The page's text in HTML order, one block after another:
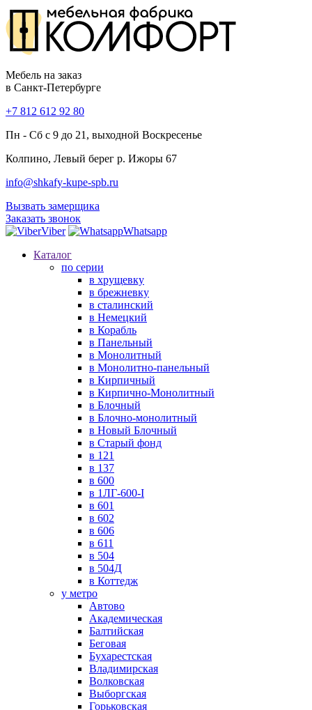
Мебель на заказ
в Санкт-Петербурге
+7 812 612 92 80
Пн - Сб с 9 до 21, выходной Воскресенье
Колпино, Левый берег р. Ижоры 67
info@shkafy-kupe-spb.ru
Вызвать замерщика
Заказать звонок
Viber
Whatsapp
Каталог
по серии
в хрущевку
в брежневку
в сталинский
в Немецкий
в Корабль
в Панельный
в Монолитный
в Монолитно-панельный
в Кирпичный
в Кирпично-Монолитный
в Блочный
в Блочно-монолитный
в Новый Блочный
в Старый фонд
в 121
в 137
в 600
в 1ЛГ-600-I
в 601
в 602
в 606
в 611
в 504
в 504Д
в Коттедж
у метро
Автово
Академическая
Балтийская
Беговая
Бухарестская
Владимирская
Волковская
Выборгская
Горьковская